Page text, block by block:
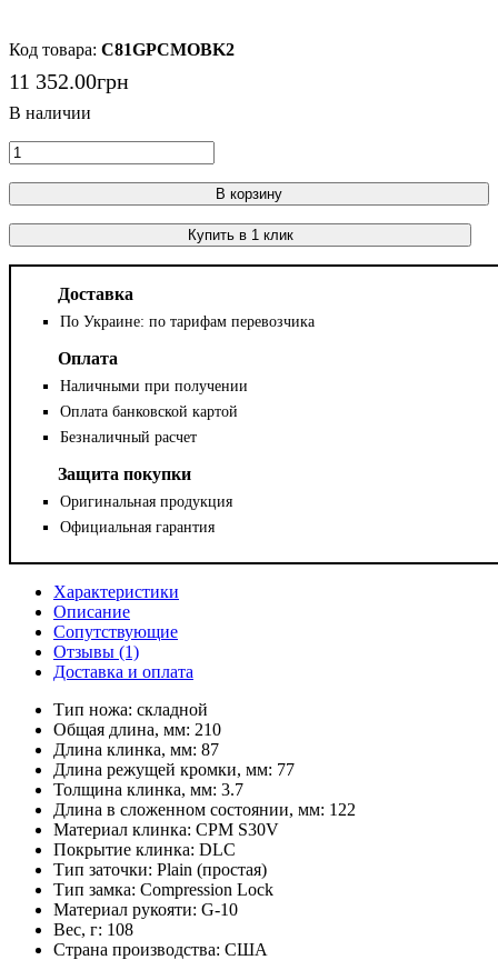
C81GPCMOBK2
11 352.00грн
В корзину
Купить в 1 клик
Доставка
По Украине: по тарифам перевозчика
Оплата
Наличными при получении
Оплата банковской картой
Безналичный расчет
Защита покупки
Оригинальная продукция
Официальная гарантия
Характеристики
Описание
Сопутствующие
Отзывы (1)
Доставка и оплата
Тип ножа: складной
Общая длина, мм: 210
Длина клинка, мм: 87
Длина режущей кромки, мм: 77
Толщина клинка, мм: 3.7
Длина в сложенном состоянии, мм: 122
Материал клинка: CPM S30V
Покрытие клинка: DLC
Тип заточки: Plain (простая)
Тип замка: Compression Lock
Материал рукояти: G-10
Вес, г: 108
Страна производства: США